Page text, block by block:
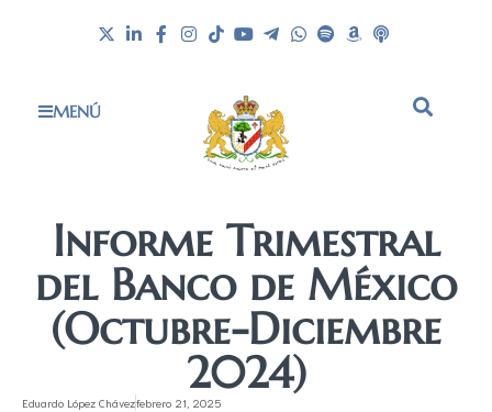
MENÚ
Informe Trimestral
del Banco de México
(Octubre-Diciembre
2024)
Eduardo López Chávezfebrero 21, 2025